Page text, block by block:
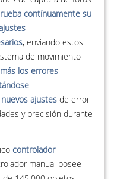
contínuamente su
, enviando estos
de movimiento
los errores
ajustes de error
y precisión durante
controlador
manual posee